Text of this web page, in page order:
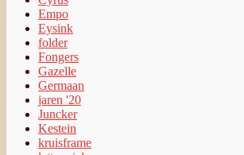
Empo
Eysink
folder
Fongers
Gazelle
Germaan
jaren '20
Juncker
Kestein
kruisframe